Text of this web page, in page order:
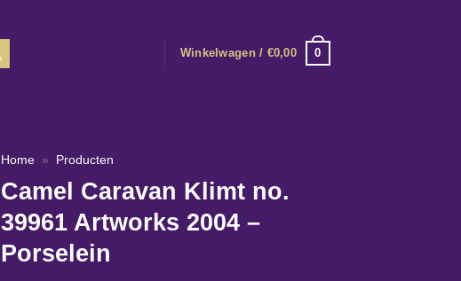
Winkelwagen / €0,00 0
Home » Producten
Camel Caravan Klimt no.
39961 Artworks 2004 –
Porselein